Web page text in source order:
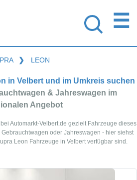
☰
❯ LEON
in Velbert und im Umkreis suchen
& Jahreswagen im
Angebot
Automarkt-Velbert.de gezielt Fahrzeuge dieses
oder Jahreswagen - hier siehst
Leon Fahrzeuge in Velbert verfügbar sind.